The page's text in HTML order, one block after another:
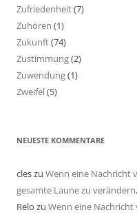
Zufriedenheit(7)
Zuhören (1)
Zukunft(74)
Zustimmung(2)
Zuwendung(1)
Zweifel(5)
NEUESTE KOMMENTARE
cleszu Wenn eine Nachricht
gesamte Laune zu
Relo zu Wenn eine